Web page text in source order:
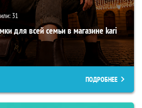
31
для всей семьи в магазине kari
ПОДРОБНЕЕ